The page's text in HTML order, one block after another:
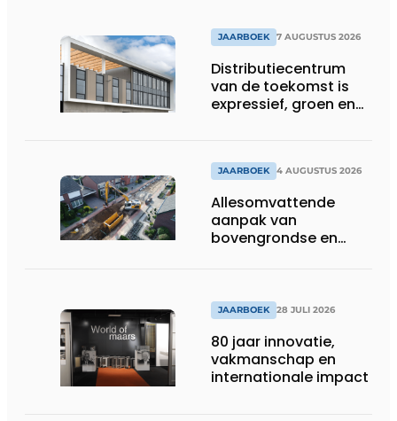
JAARBOEK 7 AUGUSTUS 2026
Distributiecentrum
van de toekomst is
expressief, groen en
JAARBOEK 4 AUGUSTUS 2026
Allesomvattende
aanpak van
bovengrondse en
JAARBOEK 28 JULI 2026
80 jaar innovatie,
vakmanschap en
internationale impact